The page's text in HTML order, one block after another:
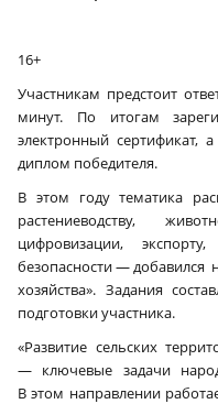
16+
Участникам предстоит
минут. По итогам
электронный
диплом победителя.
В этом году тематика
растениеводству,
цифровизации,
безопасности — добавился
хозяйства». Задания
подготовки участника.
«Развитие сельских
— ключевые задачи
В этом направлении